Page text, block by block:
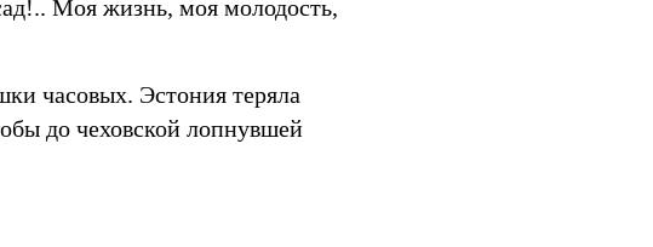
Моя жизнь, моя молодость,
часовых. Эстония теряла
до чеховской лопнувшей